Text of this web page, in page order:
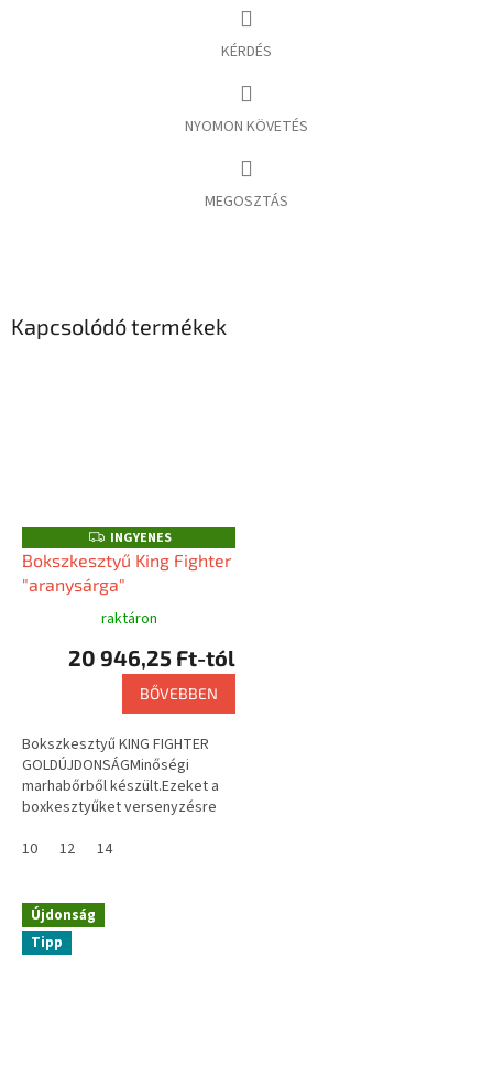
KÉRDÉS
NYOMON KÖVETÉS
MEGOSZTÁS
Kapcsolódó termékek
I
N
G
Y
E
N
INGYENES
Bokszkesztyű King Fighter
"aranysárga"
raktáron
20 946,25 Ft-tól
BŐVEBBEN
Bokszkesztyű KING FIGHTER
GOLDÚJDONSÁGMinőségi
marhabőrből készült.Ezeket a
boxkesztyűket versenyzésre
használhatod.Használja
10 12 14
Újdonság
Tipp